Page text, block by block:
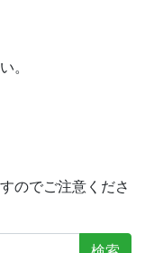
。
のでご注意くださ